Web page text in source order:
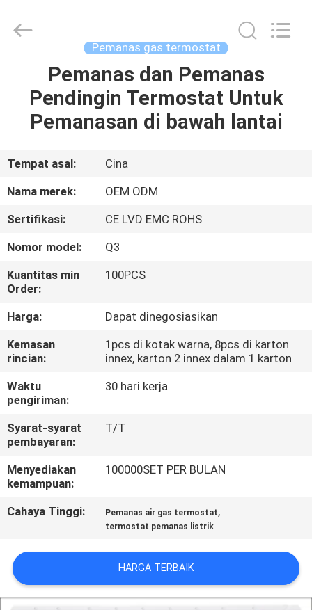
RUMAH
PRODUK
PERTUNJUKAN
VR
TENTANG
KAMI
TUR
PABRIK
KONTROL
KUALITAS
HUBUNGI
PERMINTAAN
PENAWARAN
SITEMAP
Limited.
Pemanas gas termostat
Pemanas dan Pemanas
Pendingin Termostat Untuk
Pemanasan di bawah lantai
Tempat asal:
Cina
Nama merek:
OEM ODM
Sertifikasi:
CE LVD EMC ROHS
Nomor model:
Q3
Kuantitas min
Order:
100PCS
Harga:
Dapat dinegosiasikan
Kemasan
rincian:
1pcs di kotak warna, 8pcs di karton
innex, karton 2 innex dalam 1 karton
Waktu
pengiriman:
30 hari kerja
Syarat-syarat
pembayaran:
T/T
Menyediakan
kemampuan:
100000SET PER BULAN
Cahaya Tinggi: Pemanas air gas termostat,
termostat pemanas listrik
HARGA TERBAIK